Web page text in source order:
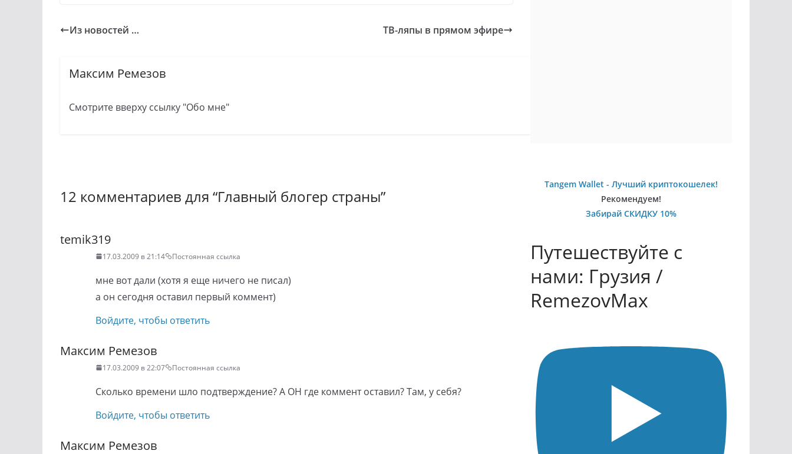
Из новостей … ТВ-ляпы в прямом эфире
Максим Ремезов
Смотрите вверху ссылку "Обо мне"
12 комментариев для “Главный блогер страны”
temik319
17.03.2009 в 21:14 Постоянная ссылка
мне вот дали (хотя я еще ничего не писал)
а он сегодня оставил первый коммент)
Войдите, чтобы ответить
Максим Ремезов
17.03.2009 в 22:07 Постоянная ссылка
Сколько времени шло подтверждение? А ОН где коммент оставил? Там, у себя?
Войдите, чтобы ответить
Максим Ремезов
Tangem Wallet - Лучший криптокошелек!
Рекомендуем!
Забирай СКИДКУ 10%
Путешествуйте с
нами: Грузия /
RemezovMax